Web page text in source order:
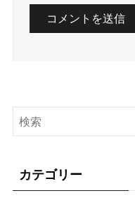
カテゴリー